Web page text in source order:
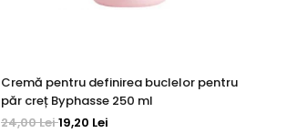
Cremă pentru definirea buclelor pentru
păr creț Byphasse 250 ml
24,00 Lei19,20 Lei